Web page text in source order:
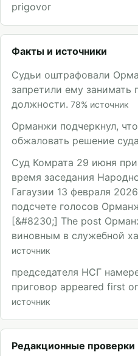
prigovor
Факты и источники
Судьи оштрафовали
запретили ему занимать
должности. 78% источник
Орманжи подчеркнул,
обжаловать решение
Суд Комрата 29 июня
время заседания
Гагаузии 13 февраля
подсчете голосов
[&#8230;] The post
виновным в служебной
источник
председателя НСГ
приговор appeared first
источник
Редакционные проверки